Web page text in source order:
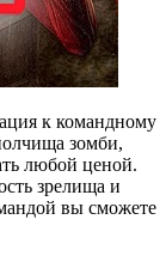
к командному
зомби,
любой ценой.
зрелища и
вы сможете